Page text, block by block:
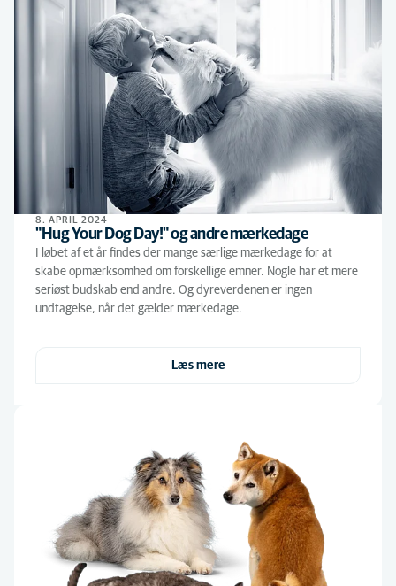
8. APRIL 2024
"Hug Your Dog Day!" og andre mærkedage
I løbet af et år findes der mange særlige mærkedage for at
skabe opmærksomhed om forskellige emner. Nogle har et mere
seriøst budskab end andre. Og dyreverdenen er ingen
undtagelse, når det gælder mærkedage.
Læs mere